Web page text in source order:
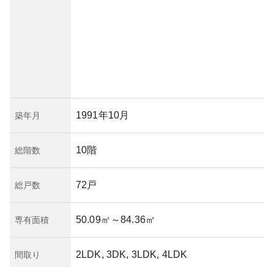
築年月 1991年10月
総階数 10階
総戸数 72戸
専有面積 50.09㎡ ～84.36㎡
間取り 2LDK, 3DK, 3LDK, 4LDK